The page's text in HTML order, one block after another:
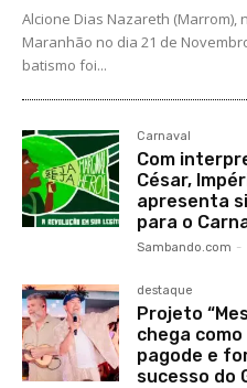
Alcione Dias Nazareth (Marrom),
Maranhão no dia 21 de
batismo foi...
Carnaval
Com
César,
apresenta
para o
Sambando.com -
destaque
Projeto
chega
pagode e
sucesso do